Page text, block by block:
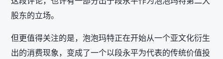
股东的立场。
但更值得关注的是，泡泡玛特正在开始从一个亚文化衍生
出的消费现象，变成了一个以段永平为代表的传统价值投